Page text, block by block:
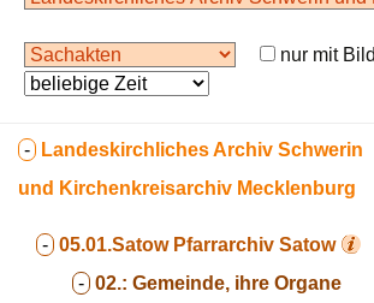
nur mit
- Landeskirchliches Archiv Schwerin
und Kirchenkreisarchiv Mecklenburg
- 05.01.Satow Pfarrarchiv Satow
- 02.: Gemeinde, ihre Organe